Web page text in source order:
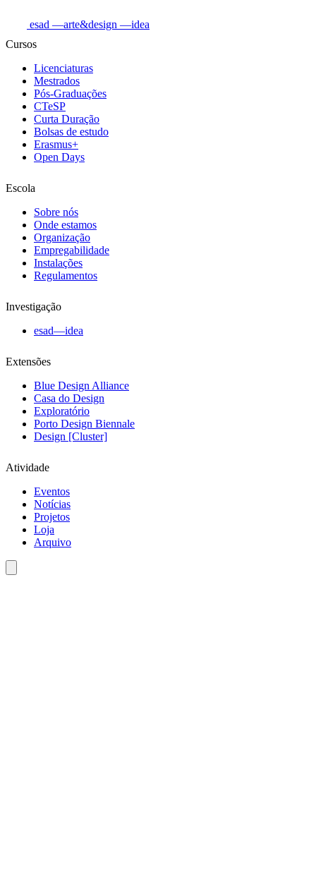
esad —arte&design —idea
Cursos
Licenciaturas
Mestrados
Pós-Graduações
CTeSP
Curta Duração
Bolsas de estudo
Erasmus+
Open Days
Escola
Sobre nós
Onde estamos
Organização
Empregabilidade
Instalações
Regulamentos
Investigação
esad—idea
Extensões
Blue Design Alliance
Casa do Design
Exploratório
Porto Design Biennale
Design [Cluster]
Atividade
Eventos
Notícias
Projetos
Loja
Arquivo